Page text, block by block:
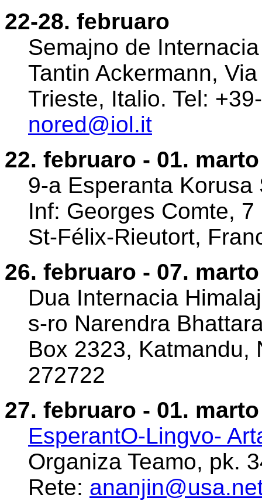
22-28. februaro
Semajno de
Tantin Ackermann,
Trieste, Italio. Tel:
nored@iol.it
22. februaro - 01. marto
9-a Esperanta Korusa
Inf: Georges Comte,
St-Félix-Rieutort,
26. februaro - 07. marto
Dua Internacia
s-ro Narendra
Box 2323, Katmandu,
272722
27. februaro - 01. marto
EsperantO-Lingvo-
Organiza Teamo, pk.
Rete: